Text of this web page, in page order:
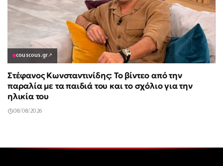
couscous.gr↗
Στέφανος Κωνσταντινίδης: Το βίντεο από την
παραλία με τα παιδιά του και το σχόλιο για την
ηλικία του
08/08/2026